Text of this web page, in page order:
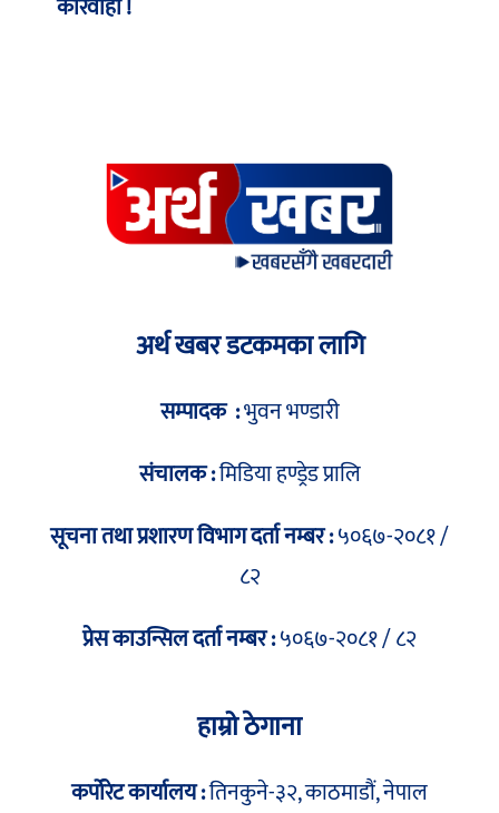
अर्थ खबर डटकमका लागि
सम्पादक :भुवन भण्डारी
संचालक :मिडिया हण्ड्रेड प्रालि
सूचना तथा प्रशारण विभाग दर्ता नम्बर :५०६७-२०८१ /
८२
प्रेस काउन्सिल दर्ता नम्बर :५०६७-२०८१ / ८२
हाम्रो ठेगाना
कर्पोरेट कार्यालय :तिनकुने-३२, काठमाडौं, नेपाल